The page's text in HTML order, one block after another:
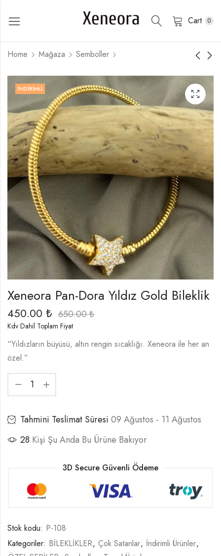
Cart 0
Home Mağaza Semboller
İNDIRIMLI
Xeneora Pan-Dora Yıldız Gold Bileklik
450.00 ₺ 650.00₺
Kdv Dahil Toplam Fiyat
“Yıldızların büyüsü, altın rengin sıcaklığı. Xeneora ile her an
özel.”
Tahmini Teslimat Süresi 09 Ağustos - 11 Ağustos
28 Kişi Şu Anda Bu Ürüne Bakıyor
3D Secure Güvenli Ödeme
Stok kodu: P-108
Kategoriler: BİLEKLİKLER, Çok Satanlar, İndirimli Ürünler,